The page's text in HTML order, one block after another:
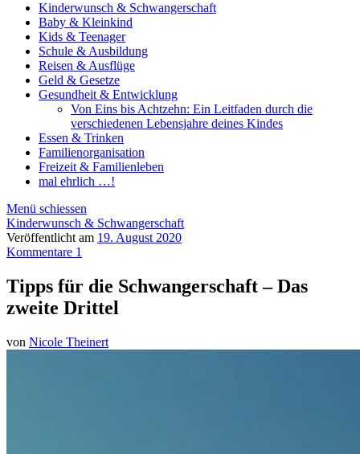
Kinderwunsch & Schwangerschaft
Baby & Kleinkind
Kids & Teenager
Schule & Ausbildung
Reisen & Ausflüge
Geld & Gesetze
Gesundheit & Entwicklung
Von Eins bis Achtzehn: Ein Leitfaden durch die
verschiedenen Lebensjahre deines Kindes
Essen & Trinken
Familienorganisation
Freizeit & Familienleben
mal ehrlich …!
Menü schiessen
Kinderwunsch & Schwangerschaft
Veröffentlicht am 19. August 2020
Kommentare 1
Tipps für die Schwangerschaft – Das
zweite Drittel
von Nicole Theinert